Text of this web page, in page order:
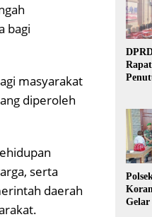
bagi
masyarakat
diperoleh
serta
daerah